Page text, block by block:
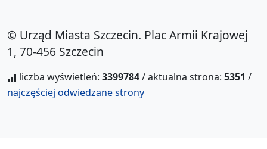
© Urząd Miasta Szczecin. Plac Armii Krajowej
1, 70-456 Szczecin
liczba wyświetleń: 3399784/ aktualna strona: 5351 /
najczęściej odwiedzane strony